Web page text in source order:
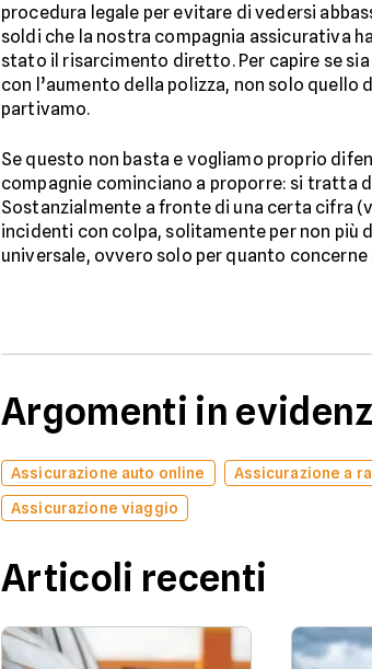
procedura legale per evitare di vedersi
soldi che la nostra compagnia assicurativa
stato il risarcimento diretto. Per capire se
con l’aumento della polizza, non solo
partivamo.
Se questo non basta e vogliamo proprio
compagnie cominciano a proporre: si tratta
Sostanzialmente a fronte di una certa cifra
incidenti con colpa, solitamente per non più
universale, ovvero solo per quanto
Argomenti in
Assicurazione auto online Assicurazione a
Assicurazione viaggio
Articoli recenti